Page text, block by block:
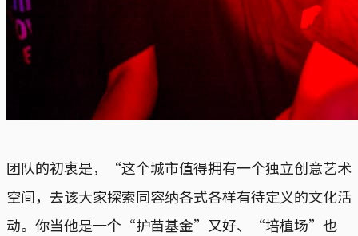
团队的初衷是，“这个城市值得拥有一个独立创意艺术
空间，去该大家探索同容纳各式各样有待定义的文化活
动。你当他是一个“护苗基金”又好、“培植场”也